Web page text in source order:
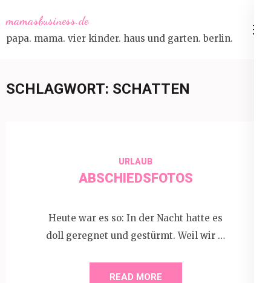
to
content
mamasbusiness.de
papa. mama. vier kinder. haus und garten. berlin.
SCHLAGWORT: SCHATTEN
URLAUB
ABSCHIEDSFOTOS
Heute war es so: In der Nacht hatte es
doll geregnet und gestürmt. Weil wir …
READ MORE